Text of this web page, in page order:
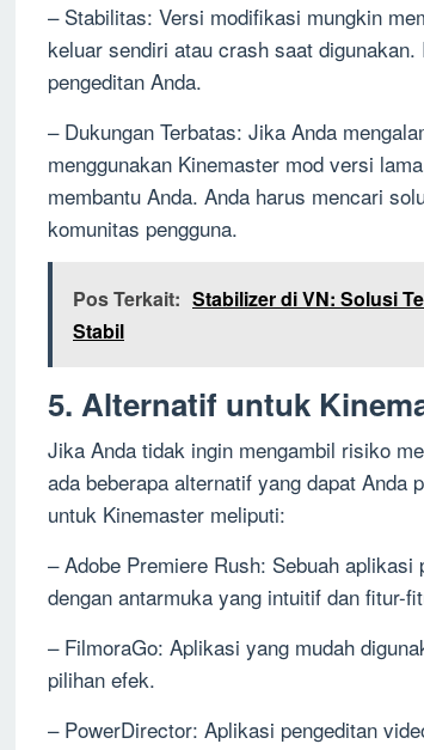
– Stabilitas: Versi modifikasi mungkin
keluar sendiri atau crash saat
pengeditan Anda.
– Dukungan Terbatas: Jika Anda
menggunakan Kinemaster mod versi
membantu Anda. Anda harus mencari
komunitas pengguna.
Pos Terkait: Stabilizer di VN: Solusi
Stabil
5. Alternatif untuk
Jika Anda tidak ingin mengambil risiko
ada beberapa alternatif yang dapat Anda
untuk Kinemaster meliputi:
– Adobe Premiere Rush: Sebuah
dengan antarmuka yang intuitif dan fitur-
– FilmoraGo: Aplikasi yang mudah
pilihan efek.
– PowerDirector: Aplikasi pengeditan